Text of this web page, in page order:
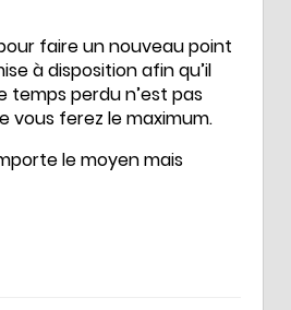
faire un nouveau point
à disposition afin qu’il
temps perdu n’est pas
vous ferez le maximum.
le moyen mais